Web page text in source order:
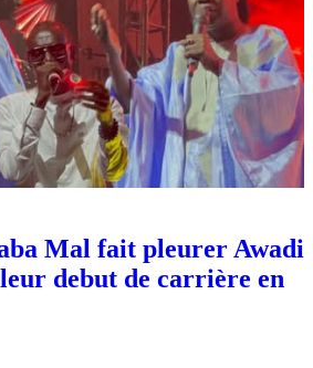
Mal fait pleurer Awadi
debut de carrière en